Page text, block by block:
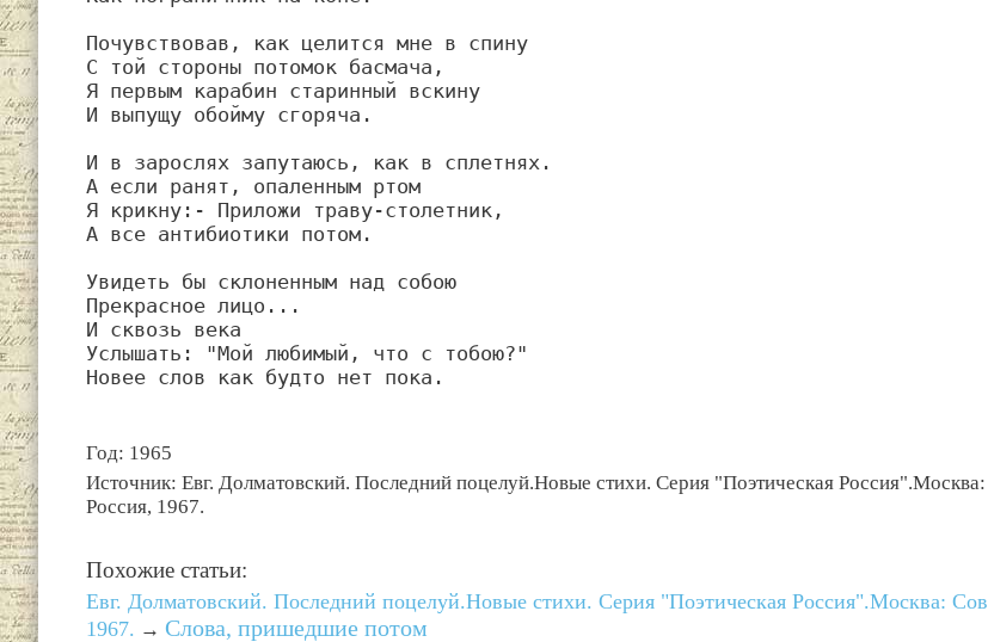
Почувствовав, как целится мне в спину
С той стороны потомок басмача,
Я первым карабин старинный вскину
И выпущу обойму сгоряча.
И в зарослях запутаюсь, как в сплетнях.
А если ранят, опаленным ртом
Я крикну:- Приложи траву-столетник,
А все антибиотики потом.
Увидеть бы склоненным над собою
Прекрасное лицо...
И сквозь века
Услышать: "Мой любимый, что с тобою?"
Новее слов как будто нет пока.
Год: 1965
Источник: Евг. Долматовский. Последний поцелуй.Новые стихи. Серия "Поэтическая Россия".Москва:
Россия, 1967.
Похожие статьи:
Евг. Долматовский. Последний поцелуй.Новые стихи. Серия "Поэтическая Россия".Москва:
1967. → Слова, пришедшие потом